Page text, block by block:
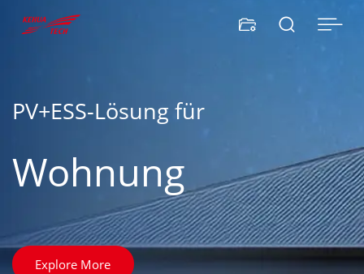
 
PV+ESS-Lösung für
Wohnung
Explore More